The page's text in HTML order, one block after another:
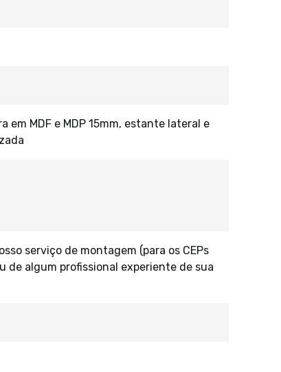
MDF e MDP 15mm, estante lateral e
serviço de montagem (para os CEPs
de algum profissional experiente de sua